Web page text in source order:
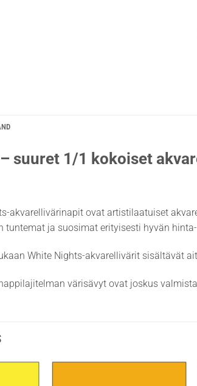
suuret 1/1 kokoiset
akvarellivärinapit ovat artistilaatuiset
tuntemat ja suosimat erityisesti hyvän
White Nights-akvarellivärit sisältävät
värisävyt ovat joskus